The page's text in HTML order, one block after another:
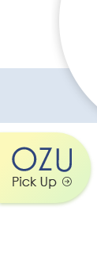
の
で
ー
ば
て